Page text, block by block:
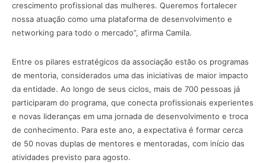
crescimento profissional das mulheres. Queremos fortalecer
nossa atuação como uma plataforma de desenvolvimento e
networking para todo o mercado”, afirma Camila.
Entre os pilares estratégicos da associação estão os programas
de mentoria, considerados uma das iniciativas de maior impacto
da entidade. Ao longo de seus ciclos, mais de 700 pessoas já
participaram do programa, que conecta profissionais experientes
e novas lideranças em uma jornada de desenvolvimento e troca
de conhecimento. Para este ano, a expectativa é formar cerca
de 50 novas duplas de mentores e mentoradas, com início das
atividades previsto para agosto.